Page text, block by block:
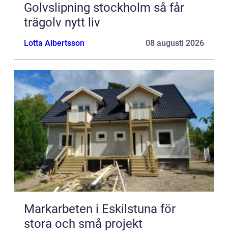
Golvslipning stockholm så får
trägolv nytt liv
Lotta Albertsson 08 augusti 2026
Markarbeten i Eskilstuna för
stora och små projekt